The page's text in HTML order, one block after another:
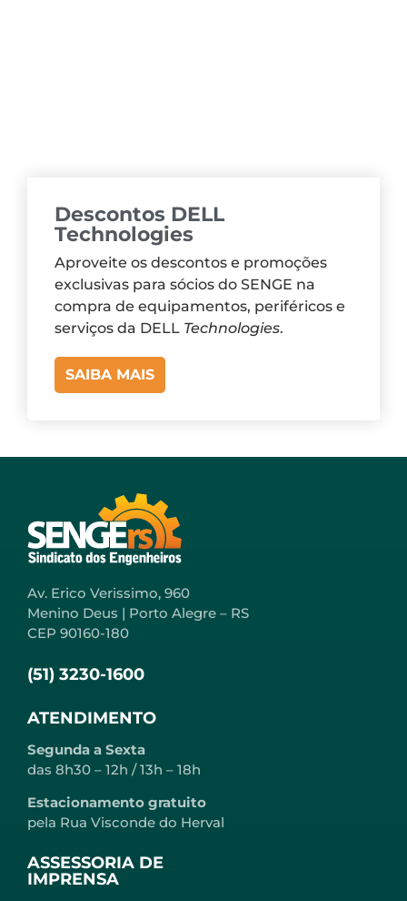
Descontos DELL
Technologies
Aproveite os descontos e promoções
exclusivas para sócios do SENGE na
compra de equipamentos, periféricos e
serviços da DELL Technologies.
SAIBA MAIS
Av. Erico Verissimo, 960
Menino Deus | Porto Alegre – RS
CEP 90160-180
(51) 3230-1600
ATENDIMENTO
Segunda a Sexta
das 8h30 – 12h / 13h – 18h
Estacionamento gratuito
pela Rua Visconde do Herval
ASSESSORIA DE
IMPRENSA